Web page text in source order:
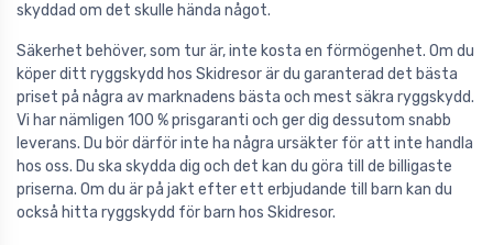
skyddad om det skulle hända något.
Säkerhet behöver, som tur är, inte kosta en förmögenhet. Om du
köper ditt ryggskydd hos Skidresor är du garanterad det bästa
priset på några av marknadens bästa och mest säkra ryggskydd.
Vi har nämligen 100 % prisgaranti och ger dig dessutom snabb
leverans. Du bör därför inte ha några ursäkter för att inte handla
hos oss. Du ska skydda dig och det kan du göra till de billigaste
priserna. Om du är på jakt efter ett erbjudande till barn kan du
också hitta ryggskydd för barn hos Skidresor.